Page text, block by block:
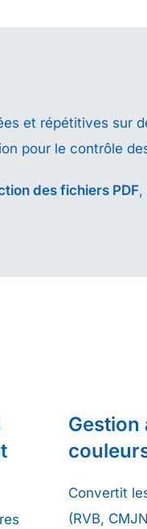
et répétitives sur
pour le contrôle
des fichiers PDF,
Gestion
Convertit
(RVB,